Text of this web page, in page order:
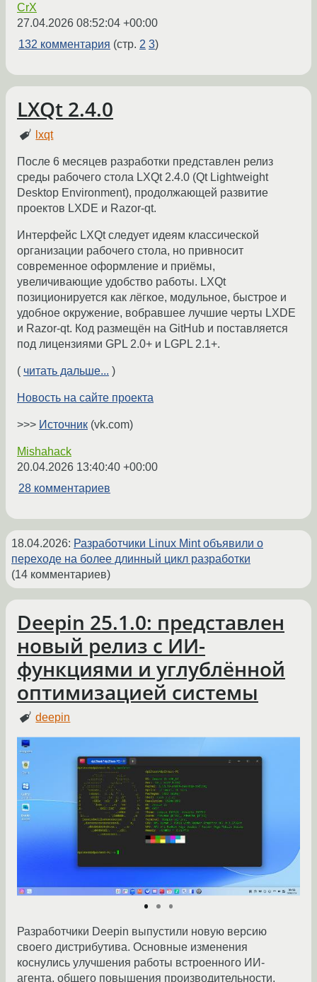
CrX
27.04.2026 08:52:04 +00:00
132 комментария (стр. 2 3)
LXQt 2.4.0
lxqt
После 6 месяцев разработки представлен релиз
среды рабочего стола LXQt 2.4.0 (Qt Lightweight
Desktop Environment), продолжающей развитие
проектов LXDE и Razor-qt.
Интерфейс LXQt следует идеям классической
организации рабочего стола, но привносит
современное оформление и приёмы,
увеличивающие удобство работы. LXQt
позиционируется как лёгкое, модульное, быстрое и
удобное окружение, вобравшее лучшие черты LXDE
и Razor-qt. Код размещён на GitHub и поставляется
под лицензиями GPL 2.0+ и LGPL 2.1+.
( читать дальше... )
Новость на сайте проекта
>>> Источник (vk.com)
Mishahack
20.04.2026 13:40:40 +00:00
28 комментариев
18.04.2026: Разработчики Linux Mint объявили о
переходе на более длинный цикл разработки
(14 комментариев)
Deepin 25.1.0: представлен
новый релиз с ИИ-
функциями и углублённой
оптимизацией системы
deepin
Разработчики Deepin выпустили новую версию
своего дистрибутива. Основные изменения
коснулись улучшения работы встроенного ИИ-
агента, общего повышения производительности,